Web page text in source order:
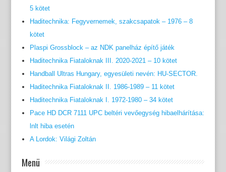
5 kötet
Haditechnika: Fegyvernemek, szakcsapatok – 1976 – 8
kötet
Plaspi Grossblock – az NDK panelház építő játék
Haditechnika Fiataloknak III. 2020-2021 – 10 kötet
Handball Ultras Hungary, egyesületi nevén: HU-SECTOR.
Haditechnika Fiataloknak II. 1986-1989 – 11 kötet
Haditechnika Fiataloknak I. 1972-1980 – 34 kötet
Pace HD DCR 7111 UPC beltéri vevőegység hibaelhárítása:
lnlt hiba esetén
A Lordok: Világi Zoltán
Menü